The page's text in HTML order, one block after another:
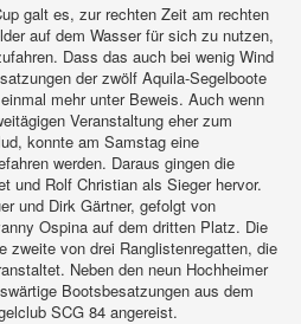
galt es, zur rechten Zeit am rechten
auf dem Wasser für sich zu nutzen,
Dass das auch bei wenig Wind
der zwölf Aquila-Segelboote
mehr unter Beweis. Auch wenn
Veranstaltung eher zum
konnte am Samstag eine
werden. Daraus gingen die
und Rolf Christian als Sieger hervor.
und Dirk Gärtner, gefolgt von
Ospina auf dem dritten Platz. Die
zweite von drei Ranglistenregatten, die
Neben den neun Hochheimer
Bootsbesatzungen aus dem
SCG 84 angereist.